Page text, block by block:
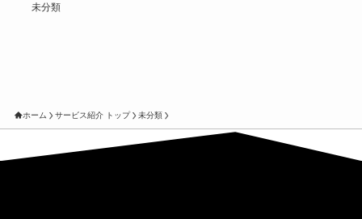
未分類
ホーム サービス紹介 トップ 未分類